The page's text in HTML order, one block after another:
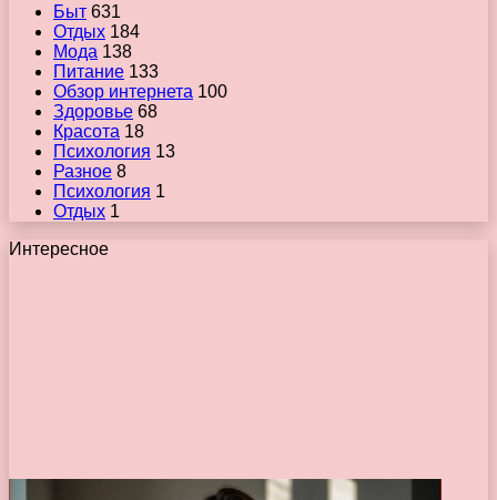
Быт 631
Отдых 184
Мода 138
Питание 133
Обзор интернета 100
Здоровье 68
Красота 18
Психология 13
Разное 8
Психология 1
Отдых 1
Интересное